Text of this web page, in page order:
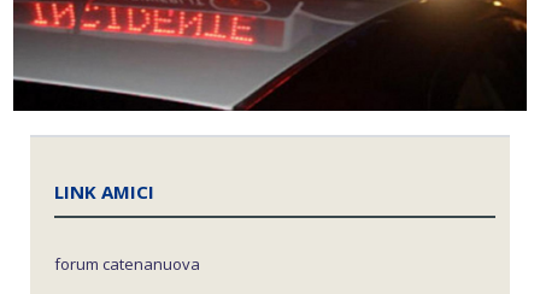
LINK AMICI
forum catenanuova